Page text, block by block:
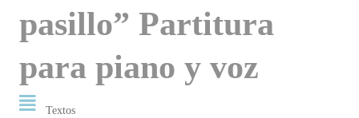
pasillo” Partitura
para piano y voz
Textos